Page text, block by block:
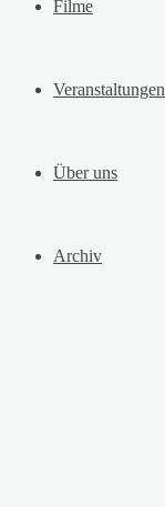
Filme
Veranstaltungen
Über uns
Archiv